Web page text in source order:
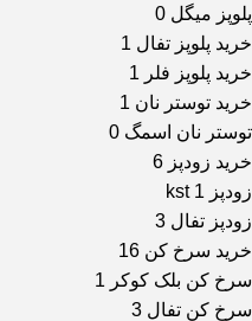
پلوپز میگل 0
خرید پلوپز تفال 1
خرید پلوپز فلر 1
خرید توستر نان 1
توستر نان اسمگ 0
خرید زودپز 6
زودپز kst 1
زودپز تفال 3
خرید سرخ کن 16
سرخ کن بلک کوکر 1
سرخ کن تفال 3